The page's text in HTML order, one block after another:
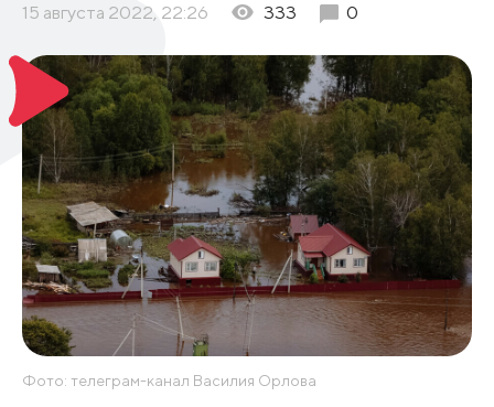
15 августа 2022, 22:26 333 0
Фото: телеграм-канал Василия Орлова